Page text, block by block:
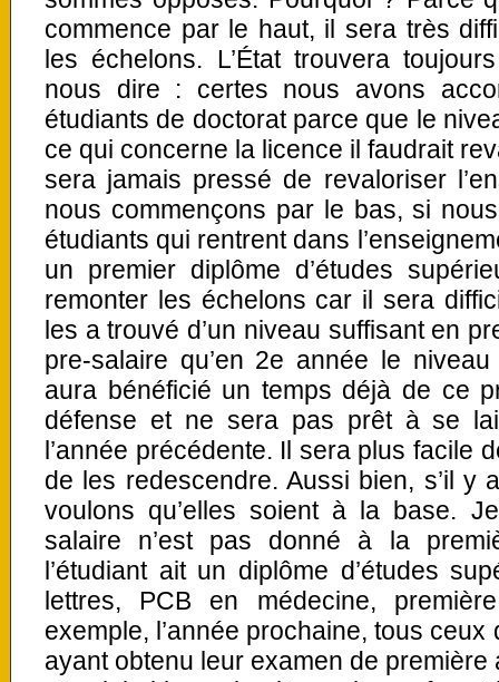
commence par le haut, il sera très
les échelons. L’État trouvera
nous dire : certes nous avons
étudiants de doctorat parce que le
ce qui concerne la licence il faudrait
sera jamais pressé de revaloriser
nous commençons par le bas, si
étudiants qui rentrent dans
un premier diplôme d’études
remonter les échelons car il sera
les a trouvé d’un niveau suffisant en
pre-salaire qu’en 2e année le
aura bénéficié un temps déjà de ce
défense et ne sera pas prêt à se
l’année précédente. Il sera plus facile
de les redescendre. Aussi bien, s’il y
voulons qu’elles soient à la base.
salaire n’est pas donné à la
l’étudiant ait un diplôme d’études
lettres, PCB en médecine,
exemple, l’année prochaine, tous
ayant obtenu leur examen de